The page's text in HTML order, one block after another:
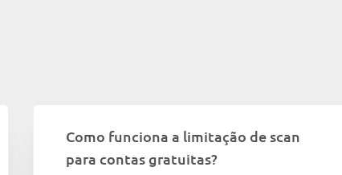
Como funciona a limitação de scan
para contas gratuitas?